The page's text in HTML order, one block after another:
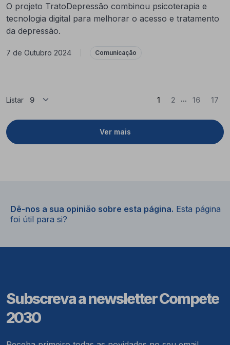
O projeto TratoDepressão combinou psicoterapia e
tecnologia digital para melhorar o acesso e tratamento
da depressão.
7 de Outubro 2024 Comunicação
Listar
Ver mais
1 (Atual)
2 ... 16 17
Dê-nos a sua opinião sobre esta página. Esta página
foi útil para si?
Subscreva a newsletter Compete
2030